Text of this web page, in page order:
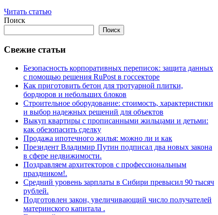
Читать статью
Поиск
Поиск
Свежие статьи
Безопасность корпоративных переписок: защита данных
с помощью решения RuPost в госсекторе
Как приготовить бетон для тротуарной плитки,
бордюров и небольших блоков
Строительное оборудование: стоимость, характеристики
и выбор надежных решений для объектов
Выкуп квартиры с прописанными жильцами и детьми:
как обезопасить сделку
Продажа ипотечного жилья: можно ли и как
Президент Владимир Путин подписал два новых закона
в сфере недвижимости.
Поздравляем архитекторов с профессиональным
праздником!.
Средний уровень зарплаты в Сибири превысил 90 тысяч
рублей.
Подготовлен закон, увеличивающий число получателей
материнского капитала .